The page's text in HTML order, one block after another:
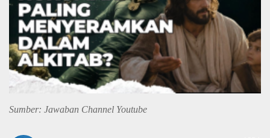
Sumber: Jawaban Channel Youtube